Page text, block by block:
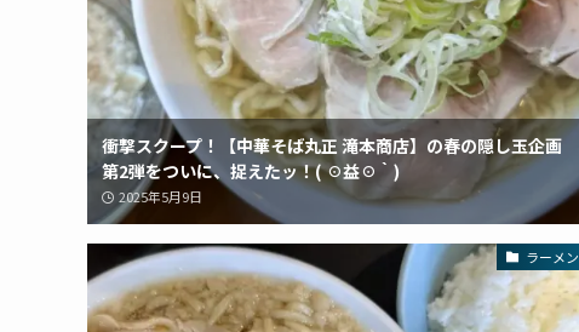
衝撃スクープ！【中華そば丸正 滝本商店】の春の隠し玉企画
第2弾をついに、捉えたッ！( ☉益☉｀)
2025年5月9日
ラーメン